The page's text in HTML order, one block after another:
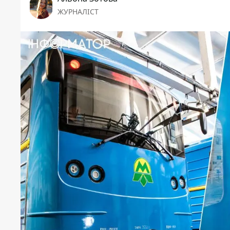
ЖУРНАЛІСТ